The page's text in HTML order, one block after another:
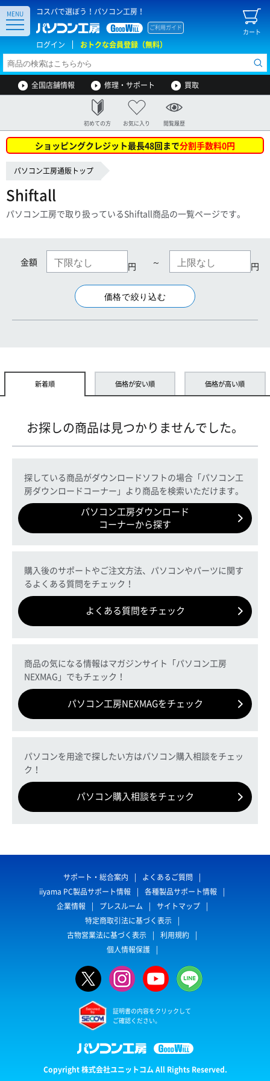
コスパで選ぼう！パソコン工房！
カート
ご利用ガイド
ログイン おトクな会員登録（無料）
MENU
全国店舗情報 修理・サポート 買取
初めての方 お気に入り 閲覧履歴
ショッピングクレジット最長48回まで分割手数料0円
パソコン工房通販トップ
Shiftall
パソコン工房で取り扱っているShiftall商品の一覧ページです。
金額 円 ～ 円
新着順 価格が安い順 価格が高い順
お探しの商品は見つかりませんでした。
探している商品がダウンロードソフトの場合「パソコン工
房ダウンロードコーナー」より商品を検索いただけます。
パソコン工房ダウンロード
コーナーから探す
購入後のサポートやご注文方法、パソコンやパーツに関す
るよくある質問をチェック！
よくある質問をチェック
商品の気になる情報はマガジンサイト「パソコン工房
NEXMAG」でもチェック！
パソコン工房NEXMAGをチェック
パソコンを用途で探したい方はパソコン購入相談をチェッ
ク！
パソコン購入相談をチェック
サポート・総合案内
よくあるご質問
iiyama PC製品サポート情報
各種製品サポート情報
企業情報
プレスルーム
サイトマップ
特定商取引法に基づく表示
古物営業法に基づく表示
利用規約
個人情報保護
証明書の内容をクリックして
ご確認ください。
Copyright 株式会社ユニットコム All Rights Reserved.